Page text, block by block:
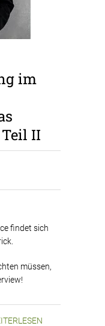
im
II
findet sich
müssen,